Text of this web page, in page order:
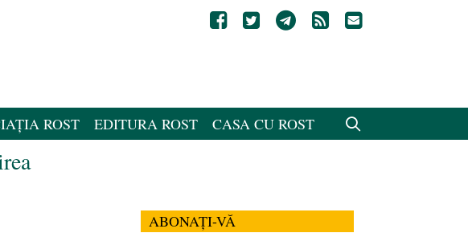
ROST EDITURA ROST CASA CU ROST
ABONAȚI-VĂ